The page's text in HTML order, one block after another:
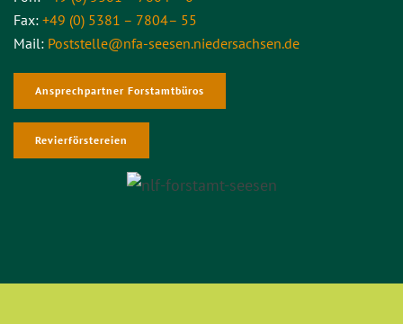
Fax: +49 (0) 5381 – 7804– 55
Mail: Poststelle@nfa-seesen.niedersachsen.de
Ansprechpartner Forstamtbüros
Revierförstereien